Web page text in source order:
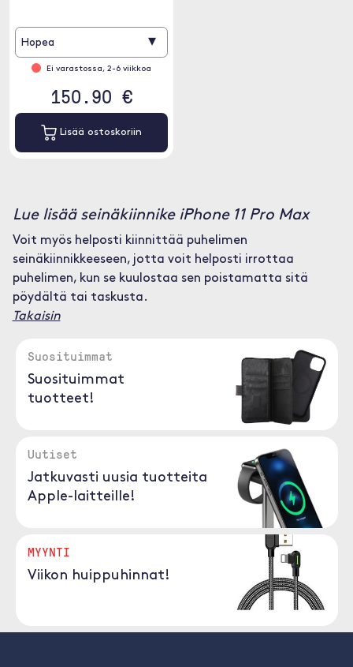
Hopea ▾
Ei varastossa, 2-6 viikkoa
150.90 €
Lisää ostoskoriin
Lue lisää seinäkiinnike iPhone 11 Pro Max
Voit myös helposti kiinnittää puhelimen
seinäkiinnikkeeseen, jotta voit helposti irrottaa
puhelimen, kun se kuulostaa sen poistamatta sitä
pöydältä tai taskusta.
Takaisin
Suosituimmat
Suosituimmat
tuotteet!
Uutiset
Jatkuvasti uusia tuotteita
Apple-laitteille!
MYYNTI
Viikon huippuhinnat!